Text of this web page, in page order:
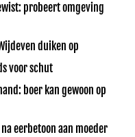
probeert omgeving
duiken op
voor schut
boer kan gewoon op
eerbetoon aan moeder